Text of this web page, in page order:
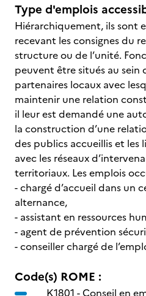
Type d'emplois
Hiérarchiquement, ils sont
recevant les consignes du
structure ou de l’unité.
peuvent être situés au sein
partenaires locaux avec
maintenir une relation
il leur est demandé une
la construction d’une
des publics accueillis et les
avec les réseaux
territoriaux. Les emplois
- chargé d’accueil dans un
alternance,
- assistant en ressources
- agent de prévention
- conseiller chargé de
Code(s) ROME :
K1801 -Conseil en